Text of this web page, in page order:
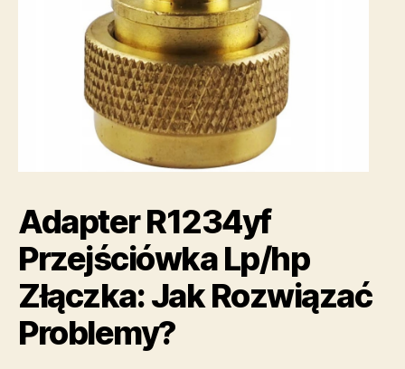
Adapter R1234yf
Przejściówka Lp/hp
Złączka: Jak Rozwiązać
Problemy?